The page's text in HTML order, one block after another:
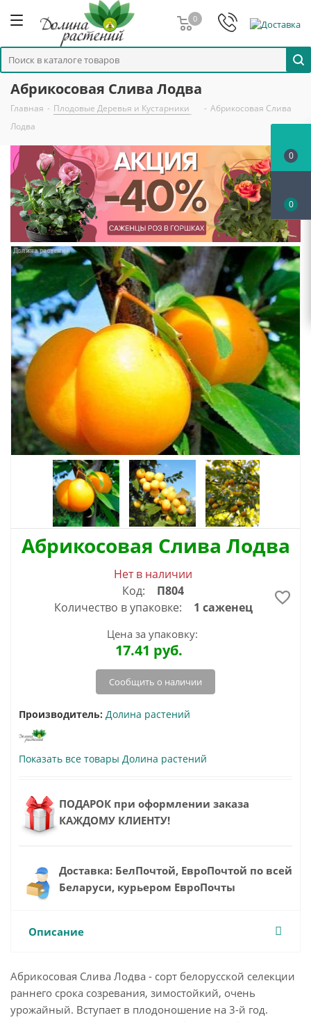
0
Абрикосовая Слива Лодва
Главная - Плодовые Деревья и Кустарники - Абрикосовая Слива
Лодва
Абрикосовая Слива Лодва
Нет в наличии
Код:
П804
Количество в упаковке:
1 саженец
Цена за упаковку:
17.41 руб.
Сообщить о наличии
Производитель: Долина растений
Показать все товары Долина растений
ПОДАРОК при оформлении заказа
КАЖДОМУ КЛИЕНТУ!
Доставка: БелПочтой, ЕвроПочтой по всей
Беларуси, курьером ЕвроПочты
Описание
Абрикосовая Слива Лодва - сорт белорусской селекции
раннего срока созревания, зимостойкий, очень
урожайный. Вступает в плодоношение на 3-й год.
0
0